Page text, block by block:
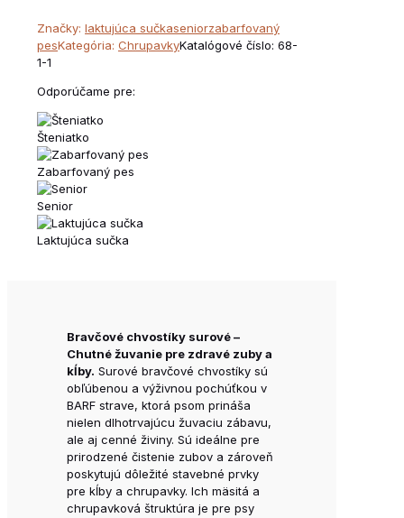
Značky: laktujúca sučkaseniorzabarfovaný
pesKategória: ChrupavkyKatalógové číslo: 68-
1-1
Odporúčame pre:
Šteniatko
Zabarfovaný pes
Senior
Laktujúca sučka
Bravčové chvostíky surové –
Chutné žuvanie pre zdravé zuby a
kĺby. Surové bravčové chvostíky sú
obľúbenou a výživnou pochúťkou v
BARF strave, ktorá psom prináša
nielen dlhotrvajúcu žuvaciu zábavu,
ale aj cenné živiny. Sú ideálne pre
prirodzené čistenie zubov a zároveň
poskytujú dôležité stavebné prvky
pre kĺby a chrupavky. Ich mäsitá a
chrupavková štruktúra je pre psy